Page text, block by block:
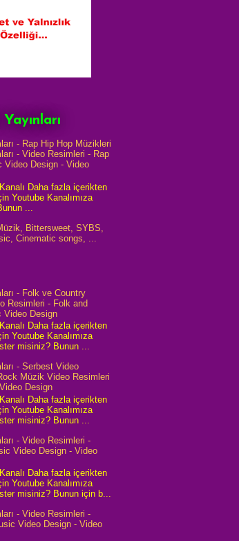
- Rap Hip Hop Müzikleri
- Video Resimleri - Rap
Video Design - Video
Daha fazla içerikten
Youtube Kanalımıza
...
Bittersweet, SYBS,
Cinematic songs, ...
- Folk ve Country
Resimleri - Folk and
Video Design
Daha fazla içerikten
Youtube Kanalımıza
misiniz? Bunun ...
- Serbest Video
Müzik Video Resimleri
Design
Daha fazla içerikten
Youtube Kanalımıza
misiniz? Bunun ...
- Video Resimleri -
Video Design - Video
Daha fazla içerikten
Youtube Kanalımıza
misiniz? Bunun için b...
- Video Resimleri -
Video Design - Video